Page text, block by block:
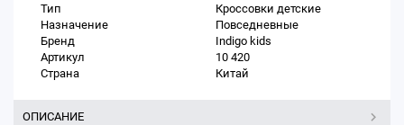
Тип
Кроссовки детские
Назначение
Повседневные
Бренд
Indigo kids
Артикул
10 420
Страна
Китай
ОПИСАНИЕ